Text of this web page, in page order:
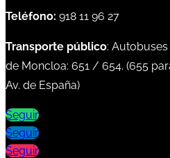
Teléfono: 918 11 96 27
Transporte público:
de Moncloa: 651 / 654. (655
Av. de España)
Seguir
Seguir
Seguir